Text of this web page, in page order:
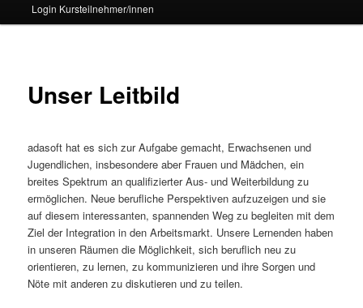
Login Kursteilnehmer/innen
Unser Leitbild
adasoft hat es sich zur Aufgabe gemacht, Erwachsenen und
Jugendlichen, insbesondere aber Frauen und Mädchen, ein
breites Spektrum an qualifizierter Aus- und Weiterbildung zu
ermöglichen. Neue berufliche Perspektiven aufzuzeigen und sie
auf diesem interessanten, spannenden Weg zu begleiten mit dem
Ziel der Integration in den Arbeitsmarkt. Unsere Lernenden haben
in unseren Räumen die Möglichkeit, sich beruflich neu zu
orientieren, zu lernen, zu kommunizieren und ihre Sorgen und
Nöte mit anderen zu diskutieren und zu teilen.